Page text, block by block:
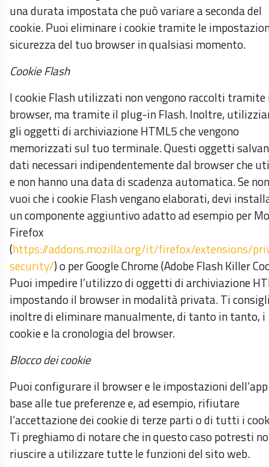
una durata impostata che può variare a seconda del
cookie. Puoi eliminare i cookie tramite le
sicurezza del tuo browser in qualsiasi momento.
Cookie Flash
I cookie Flash utilizzati non vengono raccolti tramite
browser, ma tramite il plug-in Flash. Inoltre,
gli oggetti di archiviazione HTML5 che vengono
memorizzati sul tuo terminale. Questi oggetti
dati necessari indipendentemente dal browser che
e non hanno una data di scadenza automatica. Se non
vuoi che i cookie Flash vengano elaborati, devi
un componente aggiuntivo adatto ad esempio per
Firefox
(https://addons.mozilla.org/it/firefox/extensions/
security/) o per Google Chrome (Adobe Flash Killer
Puoi impedire l’utilizzo di oggetti di archiviazione
impostando il browser in modalità privata. Ti
inoltre di eliminare manualmente, di tanto in tanto, i
cookie e la cronologia del browser.
Blocco dei cookie
Puoi configurare il browser e le impostazioni
base alle tue preferenze e, ad esempio, rifiutare
l’accettazione dei cookie di terze parti o di tutti i
Ti preghiamo di notare che in questo caso potresti
riuscire a utilizzare tutte le funzioni del sito web.